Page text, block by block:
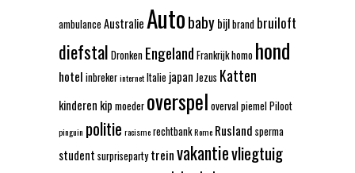
ambulance AustralieAutobabybijlbrand bruiloft
diefstal Dronken Engeland Frankrijkhomo hond
hotel inbrekerinternetItalie japan Jezus Katten
kinderen kip moeder overspel overvalpiemelPiloot
pinguin politie racismerechtbankRome Rusland sperma
student surpriseparty treinvakantievliegtuig